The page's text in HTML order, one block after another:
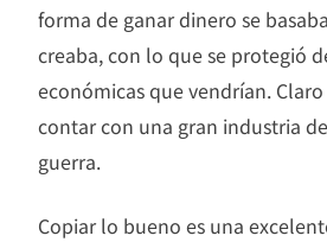
forma de ganar dinero se
creaba, con lo que se protegió
económicas que vendrían.
contar con una gran industria
guerra.
Copiar lo bueno es una